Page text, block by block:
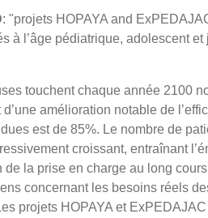
: "projets HOPAYA and
à l’âge pédiatrique, adolescent
touchent chaque année 2100
amélioration notable de
est de 85%. Le nombre de
croissant, entraînant
la prise en charge au long
concernant les besoins réels
projets HOPAYA et